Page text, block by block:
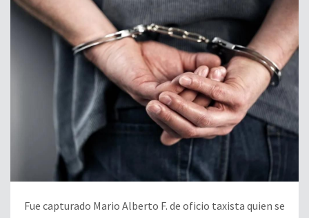
Fue capturado Mario Alberto F. de oficio taxista quien se